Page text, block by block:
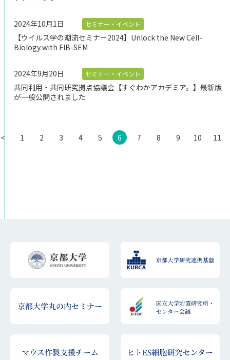
2024年10月1日 セミナー・イベント
【ウイルス学の潮流セミナー2024】Unlock the New Cell-
Biology with FIB-SEM
2024年9月20日 セミナー・イベント
共同利用・共同研究拠点協議会【すぐわかアカデミア。】最新版
が一般公開されました
< 1 2 3 4 5 6 7 8 9 10 11